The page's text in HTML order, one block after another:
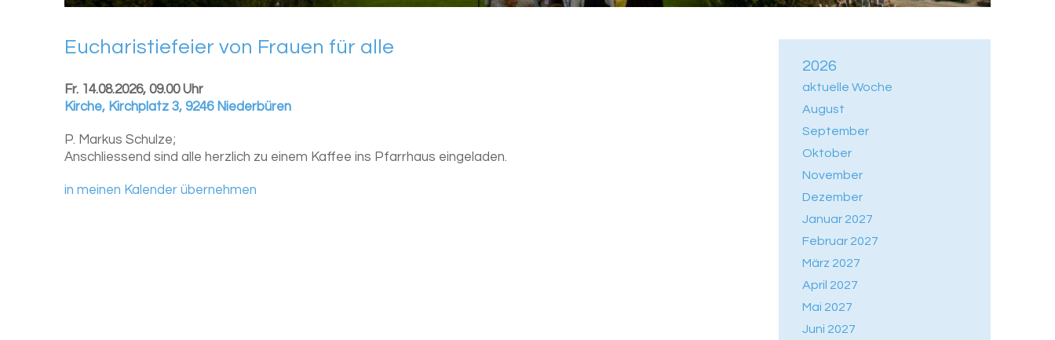
2026
aktuelle Woche
August
September
Oktober
November
Dezember
Januar 2027
Februar 2027
März 2027
April 2027
Mai 2027
Juni 2027
Eu­cha­ris­tie­fei­er von Frau­en für alle
Fr. 14.08.2026, 09.00 Uhr
Kirche, Kirchplatz 3, 9246 Niederbüren
P. Markus Schulze;
Anschliessend sind alle herzlich zu einem Kaffee ins Pfarrhaus eingeladen.
in meinen Kalender übernehmen